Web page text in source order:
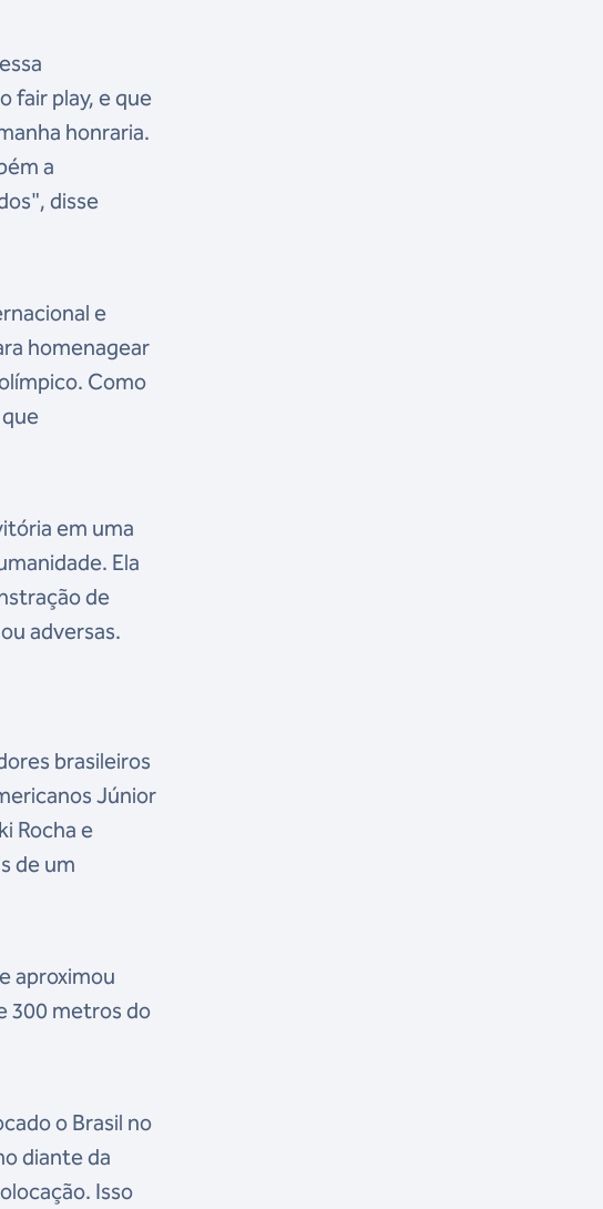
fair play, e que
honraria.
a
disse
e
homenagear
Como
em uma
Ela
de
adversas.
brasileiros
Júnior
Rocha e
de um
aproximou
300 metros do
o Brasil no
diante da
Isso